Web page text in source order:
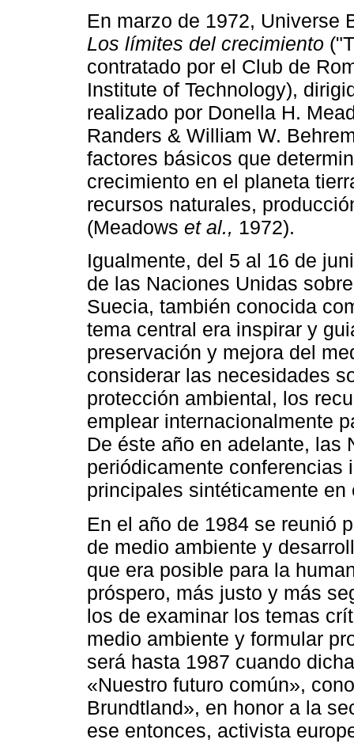
En marzo de 1972, Universe
Los límites del crecimiento
contratado por el Club de
Institute of Technology),
realizado por Donella H.
Randers & William W.
factores básicos que
crecimiento en el planeta
recursos naturales,
(Meadows et al., 1972).
Igualmente, del 5 al 16 de
de las Naciones Unidas
Suecia, también conocida
tema central era inspirar y
preservación y mejora del
considerar las necesidades
protección ambiental, los
emplear internacionalmente
De éste año en adelante, las
periódicamente conferencias
principales sintéticamente
En el año de 1984 se reunió
de medio ambiente y
que era posible para la
próspero, más justo y más
los de examinar los temas
medio ambiente y formular
será hasta 1987 cuando
«Nuestro futuro común»,
Brundtland», en honor a la
ese entonces, activista